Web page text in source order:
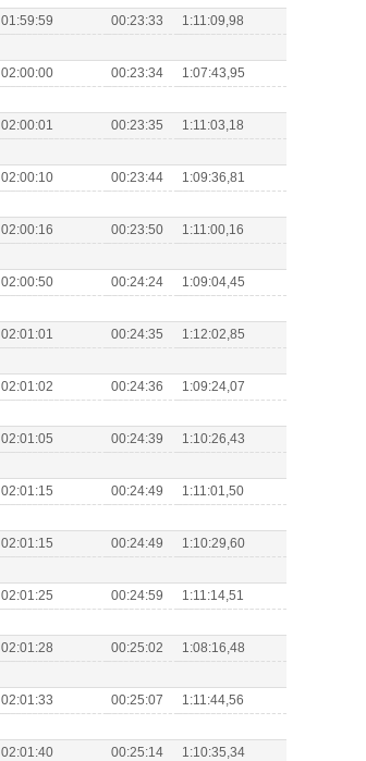
01:59:59 00:23:33 1:11:09,98
02:00:00 00:23:34 1:07:43,95
02:00:01 00:23:35 1:11:03,18
02:00:10 00:23:44 1:09:36,81
02:00:16 00:23:50 1:11:00,16
02:00:50 00:24:24 1:09:04,45
02:01:01 00:24:35 1:12:02,85
02:01:02 00:24:36 1:09:24,07
02:01:05 00:24:39 1:10:26,43
02:01:15 00:24:49 1:11:01,50
02:01:15 00:24:49 1:10:29,60
02:01:25 00:24:59 1:11:14,51
02:01:28 00:25:02 1:08:16,48
02:01:33 00:25:07 1:11:44,56
02:01:40 00:25:14 1:10:35,34